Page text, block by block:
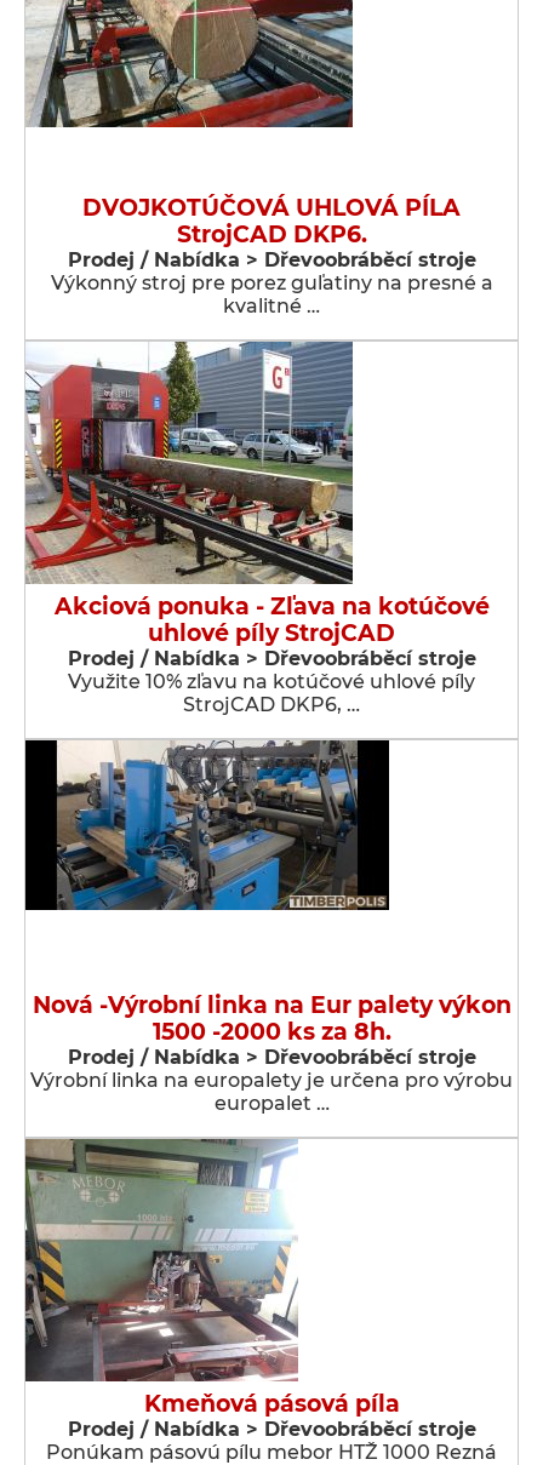
DVOJKOTÚČOVÁ UHLOVÁ PÍLA
StrojCAD DKP6.
Prodej / Nabídka > Dřevoobráběcí stroje
Výkonný stroj pre porez guľatiny na presné a
kvalitné …
Akciová ponuka - Zľava na kotúčové
uhlové píly StrojCAD
Prodej / Nabídka > Dřevoobráběcí stroje
Využite 10% zľavu na kotúčové uhlové píly
StrojCAD DKP6, …
Nová -Výrobní linka na Eur palety výkon
1500 -2000 ks za 8h.
Prodej / Nabídka > Dřevoobráběcí stroje
Výrobní linka na europalety je určena pro výrobu
europalet …
Kmeňová pásová píla
Prodej / Nabídka > Dřevoobráběcí stroje
Ponúkam pásovú pílu mebor HTŽ 1000 Rezná